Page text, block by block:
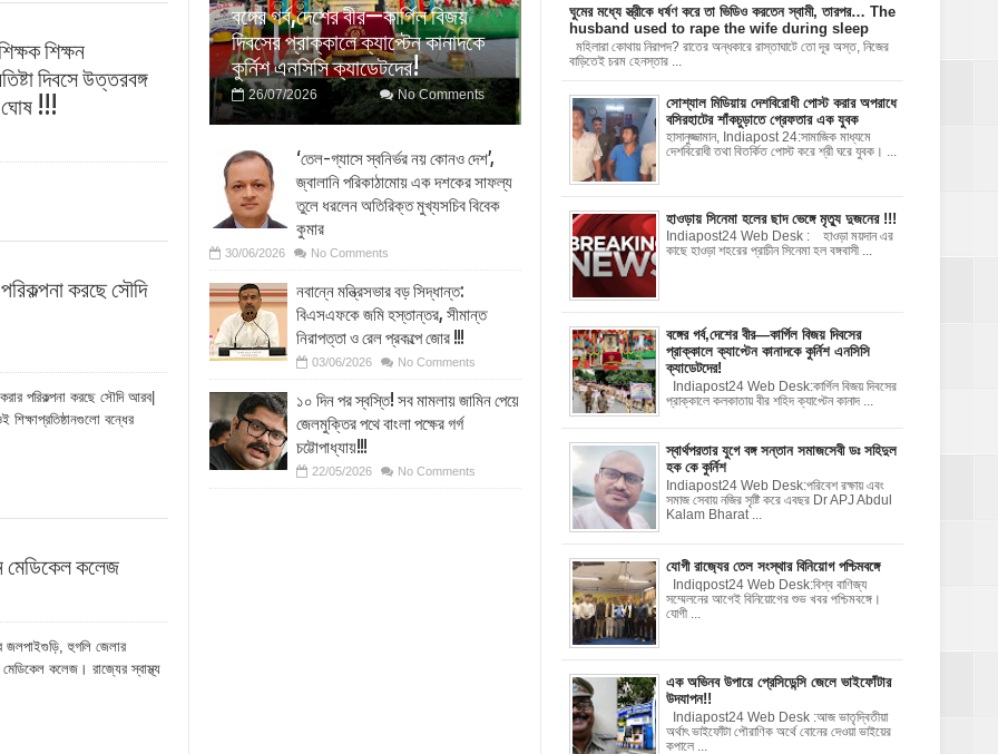
বঙ্গের গর্ব,দেশের বীর—কার্গিল বিজয়
দিবসের প্রাক্কালে ক্যাপ্টেন কানাদকে
কুর্নিশ এনসিসি ক্যাডেটদের!
26/07/2026 No Comments
‘তেল-গ্যাসে স্বনির্ভর নয় কোনও দেশ’,
জ্বালানি পরিকাঠামোয় এক দশকের সাফল্য
তুলে ধরলেন অতিরিক্ত মুখ্যসচিব বিবেক
কুমার
30/06/2026 No Comments
নবান্নে মন্ত্রিসভার বড় সিদ্ধান্ত:
বিএসএফকে জমি হস্তান্তর, সীমান্ত
নিরাপত্তা ও রেল প্রকল্পে জোর !!!
03/06/2026 No Comments
১০ দিন পর স্বস্তি! সব মামলায় জামিন পেয়ে
জেলমুক্তির পথে বাংলা পক্ষের গর্গ
চট্টোপাধ্যায়!!!
22/05/2026 No Comments
শিক্ষন
দিবসে উত্তরবঙ্গ
ঘোষ !!!
করছে সৌদি
পরিকল্পনা করছে সৌদি আরব|
শিক্ষাপ্রতিষ্ঠানগুলো বন্ধের
মেডিকেল কলেজ
জলপাইগুড়ি, হুগলি জেলার
কলেজ। রাজ্যের স্বাস্থ্য
ঘুমের মধ্যে স্ত্রীকে ধর্ষণ করে তা ভিডিও করতেন স্বামী, তারপর… The
husband used to rape the wife during sleep
মহিলারা কোথায় নিরাপদ? রাতের অন্ধকারে রাস্তাঘাটে তো দূর অস্ত, নিজের
বাড়িতেই চরম হেনস্তার ...
সোশ্যাল মিডিয়ায় দেশবিরোধী পোস্ট করার অপরাধে
বসিরহাটের শাঁকচুড়াতে গ্রেফতার এক যুবক
হাসানুজ্জামান, Indiapost 24:সামাজিক মাধ্যমে
দেশবিরোধী তথা বিতর্কিত পোস্ট করে শ্রী ঘরে যুবক। ...
হাওড়ায় সিনেমা হলের ছাদ ভেঙ্গে মৃত্যু দুজনের !!!
Indiapost24 Web Desk : হাওড়া ময়দান এর
কাছে হাওড়া শহরের প্রাচীন সিনেমা হল বঙ্গবাসী ...
বঙ্গের গর্ব,দেশের বীর—কার্গিল বিজয় দিবসের
প্রাক্কালে ক্যাপ্টেন কানাদকে কুর্নিশ এনসিসি
ক্যাডেটদের!
Indiapost24 Web Desk:কার্গিল বিজয় দিবসের
প্রাক্কালে কলকাতায় বীর শহিদ ক্যাপ্টেন কানাদ ...
স্বার্থপরতার যুগে বঙ্গ সন্তান সমাজসেবী ডঃ সহিদুল
হক কে কুর্নিশ
Indiapost24 Web Desk:পরিবেশ রক্ষায় এবং
সমাজ সেবায় নজির সৃষ্টি করে এবছর Dr APJ Abdul
Kalam Bharat ...
যোগী রাজ‍্যের তেল সংস্থার বিনিয়োগ পশ্চিমবঙ্গে
Indiqpost24 Web Desk:বিশ্ব বাণিজ্য
সম্মেলনের আগেই বিনিয়োগের শুভ খবর পশ্চিমবঙ্গে।
যোগী ...
এক অভিনব উপায়ে প্রেসিডেন্সি জেলে ভাইফোঁটার
উদযাপন!!
Indiapost24 Web Desk :আজ ভাতৃদ্বিতীয়া
অর্থাৎ ভাইফোঁটা পৌরাণিক অর্থে বোনের দেওয়া ভাইয়ের
কপালে ...